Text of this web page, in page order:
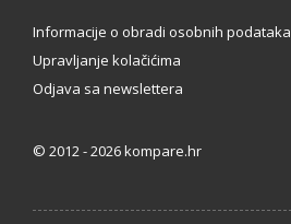
Informacije o obradi osobnih podataka
Upravljanje kolačićima
Odjava sa newslettera
© 2012 - 2026 kompare.hr